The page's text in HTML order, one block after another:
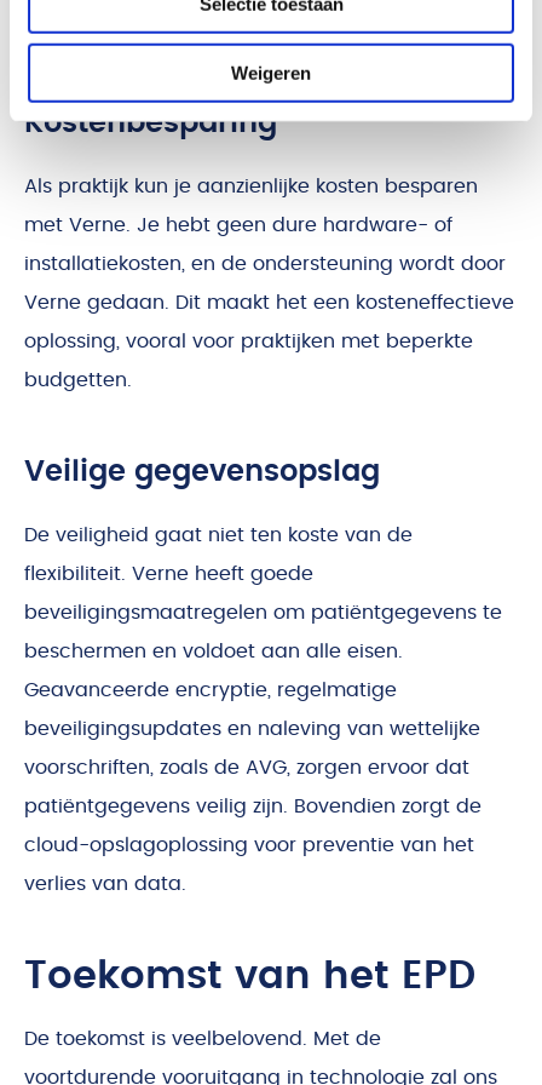
Weigeren
patiënttevredenheid.
Kostenbesparing
Als praktijk kun je aanzienlijke kosten besparen
met Verne. Je hebt geen dure hardware- of
installatiekosten, en de ondersteuning wordt door
Verne gedaan. Dit maakt het een kosteneffectieve
oplossing, vooral voor praktijken met beperkte
budgetten.
Veilige gegevensopslag
De veiligheid gaat niet ten koste van de
flexibiliteit. Verne heeft goede
beveiligingsmaatregelen om patiëntgegevens te
beschermen en voldoet aan alle eisen.
Geavanceerde encryptie, regelmatige
beveiligingsupdates en naleving van wettelijke
voorschriften, zoals de AVG, zorgen ervoor dat
patiëntgegevens veilig zijn. Bovendien zorgt de
cloud-opslagoplossing voor preventie van het
verlies van data.
Toekomst van het EPD
De toekomst is veelbelovend. Met de
voortdurende vooruitgang in technologie zal ons